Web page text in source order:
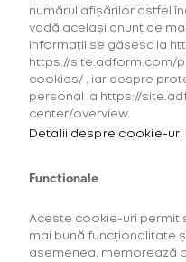
Este
vârsta
Te
*Aceste produse
Descoperă produsele
Lumea glo™
numărul afișărilor astfel
vadă același anunț de
informații se găsesc la
https://site.adform.com/
cookies/ , iar despre
personal la https://
center/overview.
Detalii despre cookie-uri
Functionale
Aceste cookie-uri permit
mai bună funcționalitate
asemenea, memorează